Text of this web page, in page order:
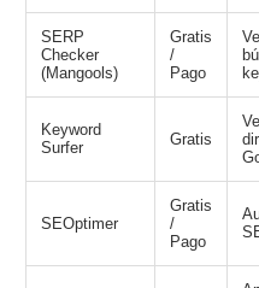
SERP
Checker
(Mangools)
Gratis
/
Pago
Keyword
Surfer
Gratis
SEOptimer
Gratis
/
Pago